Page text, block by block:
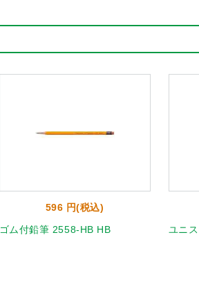
596 円(税込)
ゴム付鉛筆 2558-HB HB
ユニ